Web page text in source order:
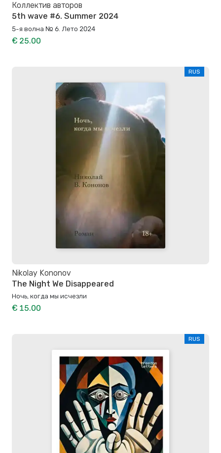
Коллектив авторов
5th wave #6. Summer 2024
5-я волна № 6. Лето 2024
€ 25.00
RUS
Nikolay Kononov
The Night We Disappeared
Ночь, когда мы исчезли
€ 15.00
RUS